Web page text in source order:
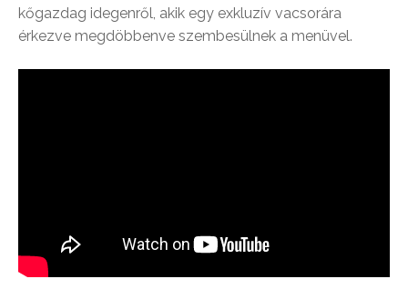
kőgazdag idegenről, akik egy exkluzív vacsorára
érkezve megdöbbenve szembesülnek a menüvel.